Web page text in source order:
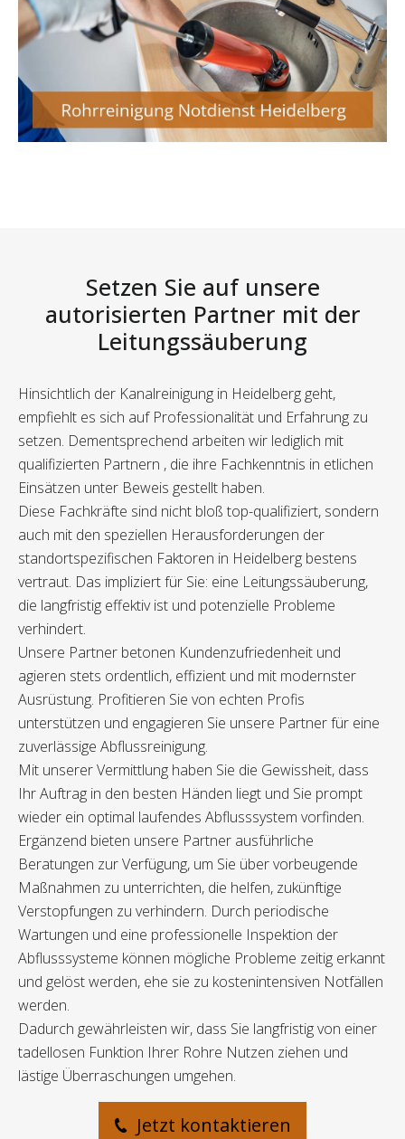
Setzen Sie auf unsere
autorisierten Partner mit der
Leitungssäuberung
Hinsichtlich der Kanalreinigung in Heidelberg geht,
empfiehlt es sich auf Professionalität und Erfahrung zu
setzen. Dementsprechend arbeiten wir lediglich mit
qualifizierten Partnern , die ihre Fachkenntnis in etlichen
Einsätzen unter Beweis gestellt haben.
Diese Fachkräfte sind nicht bloß top-qualifiziert, sondern
auch mit den speziellen Herausforderungen der
standortspezifischen Faktoren in Heidelberg bestens
vertraut. Das impliziert für Sie: eine Leitungssäuberung,
die langfristig effektiv ist und potenzielle Probleme
verhindert.
Unsere Partner betonen Kundenzufriedenheit und
agieren stets ordentlich, effizient und mit modernster
Ausrüstung. Profitieren Sie von echten Profis
unterstützen und engagieren Sie unsere Partner für eine
zuverlässige Abflussreinigung.
Mit unserer Vermittlung haben Sie die Gewissheit, dass
Ihr Auftrag in den besten Händen liegt und Sie prompt
wieder ein optimal laufendes Abflusssystem vorfinden.
Ergänzend bieten unsere Partner ausführliche
Beratungen zur Verfügung, um Sie über vorbeugende
Maßnahmen zu unterrichten, die helfen, zukünftige
Verstopfungen zu verhindern. Durch periodische
Wartungen und eine professionelle Inspektion der
Abflusssysteme können mögliche Probleme zeitig erkannt
und gelöst werden, ehe sie zu kostenintensiven Notfällen
werden.
Dadurch gewährleisten wir, dass Sie langfristig von einer
tadellosen Funktion Ihrer Rohre Nutzen ziehen und
lästige Überraschungen umgehen.
Jetzt kontaktieren